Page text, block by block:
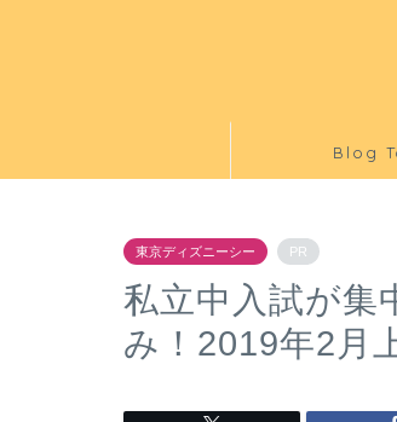
Blog
東京ディズニーシー PR
私立中入試が集
み！2019年2月